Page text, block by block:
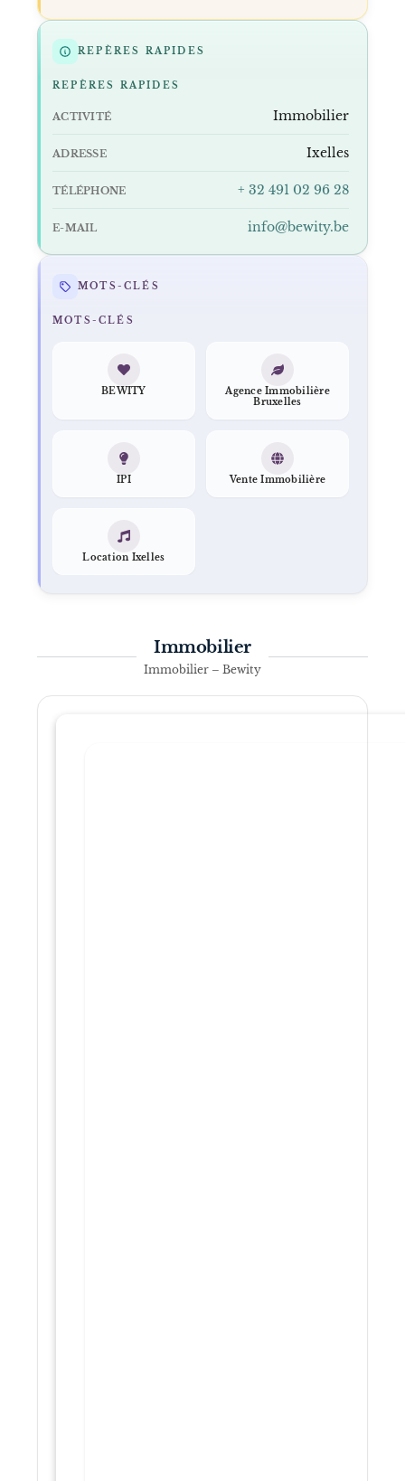
REPÈRES RAPIDES
REPÈRES RAPIDES
ACTIVITÉ Immobilier
ADRESSE Ixelles
TÉLÉPHONE + 32 491 02 96 28
E-MAIL info@bewity.be
MOTS-CLÉS
MOTS-CLÉS
BEWITY
Agence Immobilière
Bruxelles
IPI Vente Immobilière
Location Ixelles
Immobilier
Immobilier – Bewity